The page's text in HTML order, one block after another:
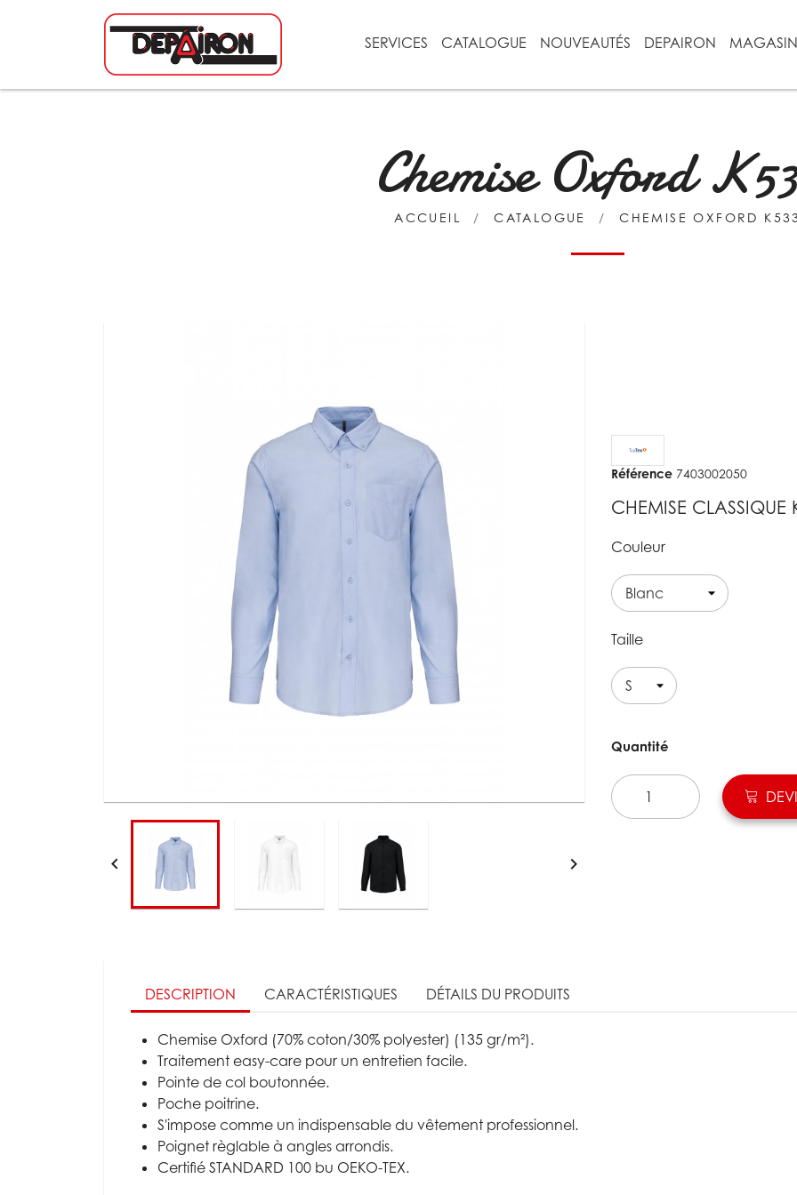
SERVICES CATALOGUE NOUVEAUTÉS DEPAIRON MAGASIN
Chemise Oxford
ACCUEIL CATALOGUE CHEMISE OXFORD K533
 
Référence 7403002050
CHEMISE CLASSIQUE
Couleur
Taille
Quantité
DESCRIPTION CARACTÉRISTIQUES DÉTAILS DU PRODUITS
Chemise Oxford (70% coton/30% polyester) (135 gr/m²).
Traitement easy-care pour un entretien facile.
Pointe de col boutonnée.
Poche poitrine.
S'impose comme un indispensable du vêtement professionnel.
Poignet règlable à angles arrondis.
Certifié STANDARD 100 bu OEKO-TEX.